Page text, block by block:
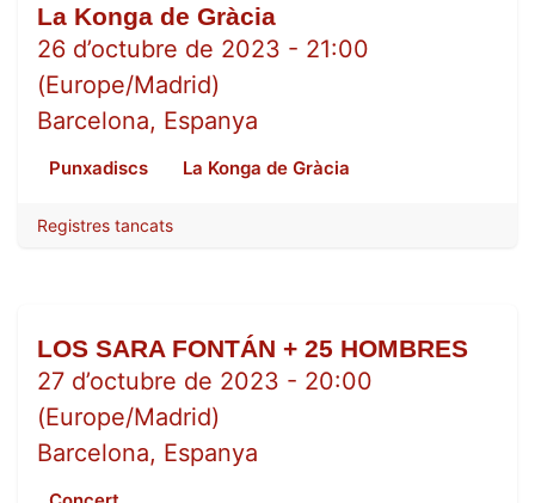
La Konga de Gràcia
26 d’octubre de 2023 - 21:00
(Europe/Madrid)
Barcelona, Espanya
Punxadiscs La Konga de Gràcia
Registres tancats
OCT.
LOS SARA FONTÁN + 25 HOMBRES
27 d’octubre de 2023 - 20:00
(Europe/Madrid)
Barcelona, Espanya